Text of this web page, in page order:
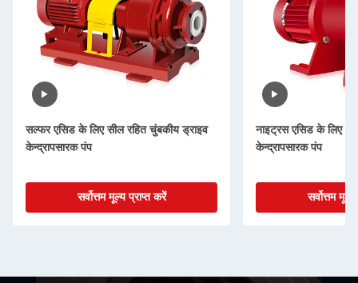
सल्फर एसिड के लिए सील रहित चुंबकीय ड्राइव
केन्द्रापसारक पंप
सर्वोत्तम मूल्य प्राप्त करें
नाइट्रस एसिड के लिए
केन्द्रापसारक पंप
सर्वोत्तम